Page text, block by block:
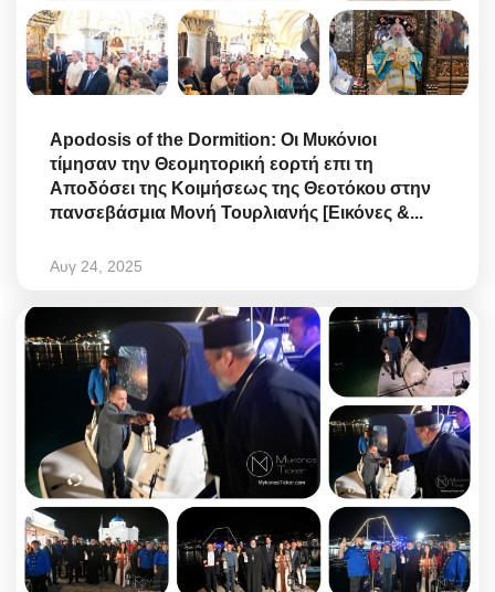
Apodosis of the Dormition: Οι Μυκόνιοι
τίμησαν την Θεομητορική εορτή επι τη
Αποδόσει της Κοιμήσεως της Θεοτόκου στην
πανσεβάσμια Μονή Τουρλιανής [Εικόνες &...
Αυγ 24, 2025